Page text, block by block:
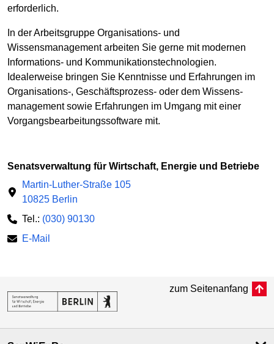
erforderlich.
In der Arbeitsgruppe Organisations- und
Wissensmanagement arbeiten Sie gerne mit modernen
Informations- und Kommunikationstechnologien.
Idealerweise bringen Sie Kenntnisse und Erfahrungen im
Organisations-, Geschäftsprozess- oder dem Wissens­
management sowie Erfahrungen im Umgang mit einer
Vorgangsbearbeitungssoftware mit.
Senatsverwaltung für Wirtschaft, Energie und Betriebe
Martin-Luther-Straße 105
10825 Berlin
Tel.: (030) 90130
E-Mail
zum Seitenanfang